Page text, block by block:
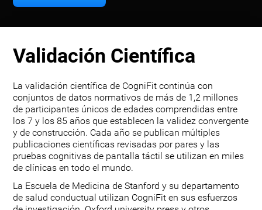
Validación Científica
La validación científica de CogniFit continúa con
conjuntos de datos normativos de más de 1,2 millones
de participantes únicos de edades comprendidas entre
los 7 y los 85 años que establecen la validez convergente
y de construcción. Cada año se publican múltiples
publicaciones científicas revisadas por pares y las
pruebas cognitivas de pantalla táctil se utilizan en miles
de clínicas en todo el mundo.
La Escuela de Medicina de Stanford y su departamento
de salud conductual utilizan CogniFit en sus esfuerzos